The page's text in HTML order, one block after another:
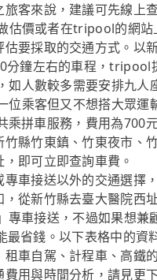
客來說，建議可先線上
估價或者在tripool的網站
要採取的交通方式。以
分鐘左右的車程，tripool
如人數較多需要安排九人
位乘客但又不想搭大眾運
拼車服務，費用為700
竹縣竹東鎮、竹東夜市、
即可立即查詢車費。
車接送以外的交通選擇
從新竹縣去臺大醫院西
車接送，不過如果想兼
最省錢。以下表格中的資
租車自駕、計程車、高鐵
用與時間分析，請見更